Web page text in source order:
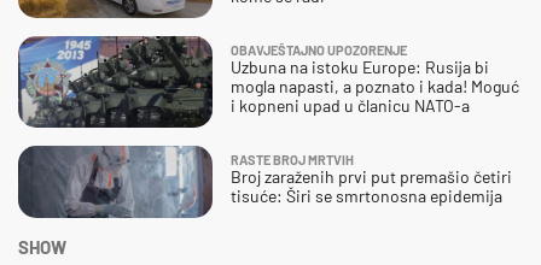
OBAVJEŠTAJNO UPOZORENJE
Uzbuna na istoku Europe: Rusija bi
mogla napasti, a poznato i kada! Moguć
i kopneni upad u članicu NATO-a
RASTE BROJ MRTVIH
Broj zaraženih prvi put premašio četiri
tisuće: Širi se smrtonosna epidemija
SHOW